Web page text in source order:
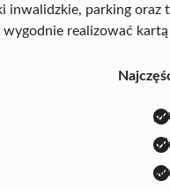
inwalidzkie, parking oraz
realizować